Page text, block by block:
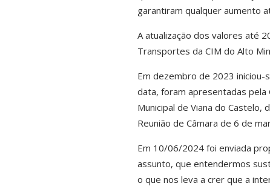
garantiram qualquer aumento
A atualização dos valores até
Transportes da CIM do Alto
Em dezembro de 2023 iniciou-
data, foram apresentadas pela
Municipal de Viana do
Reunião de Câmara de 6 de
Em 10/06/2024 foi enviada
assunto, que entendermos
o que nos leva a crer que a